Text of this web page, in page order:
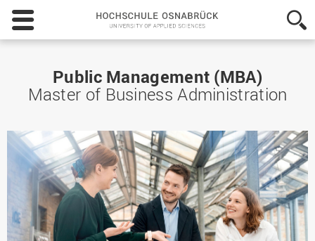
Hochschule
Osnabrück
-
of
Applied
Sciences
Public Management (MBA)
Master of Business Administration